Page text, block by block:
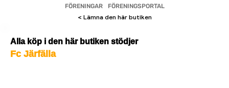
FÖRENINGAR
FÖRENINGSPORTAL
< Lämna den här butiken
Alla köp i den här butiken stödjer
Fc Järfälla